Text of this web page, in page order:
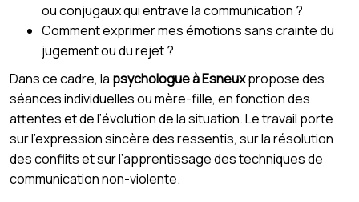
ou conjugaux qui entrave la communication ?
Comment exprimer mes émotions sans crainte du
jugement ou du rejet ?
Dans ce cadre, la psychologue à Esneuxpropose des
séances individuelles ou mère-fille, en fonction des
attentes et de l’évolution de la situation. Le travail porte
sur l’expression sincère des ressentis, sur la résolution
des conflits et sur l’apprentissage des techniques de
communication non-violente.